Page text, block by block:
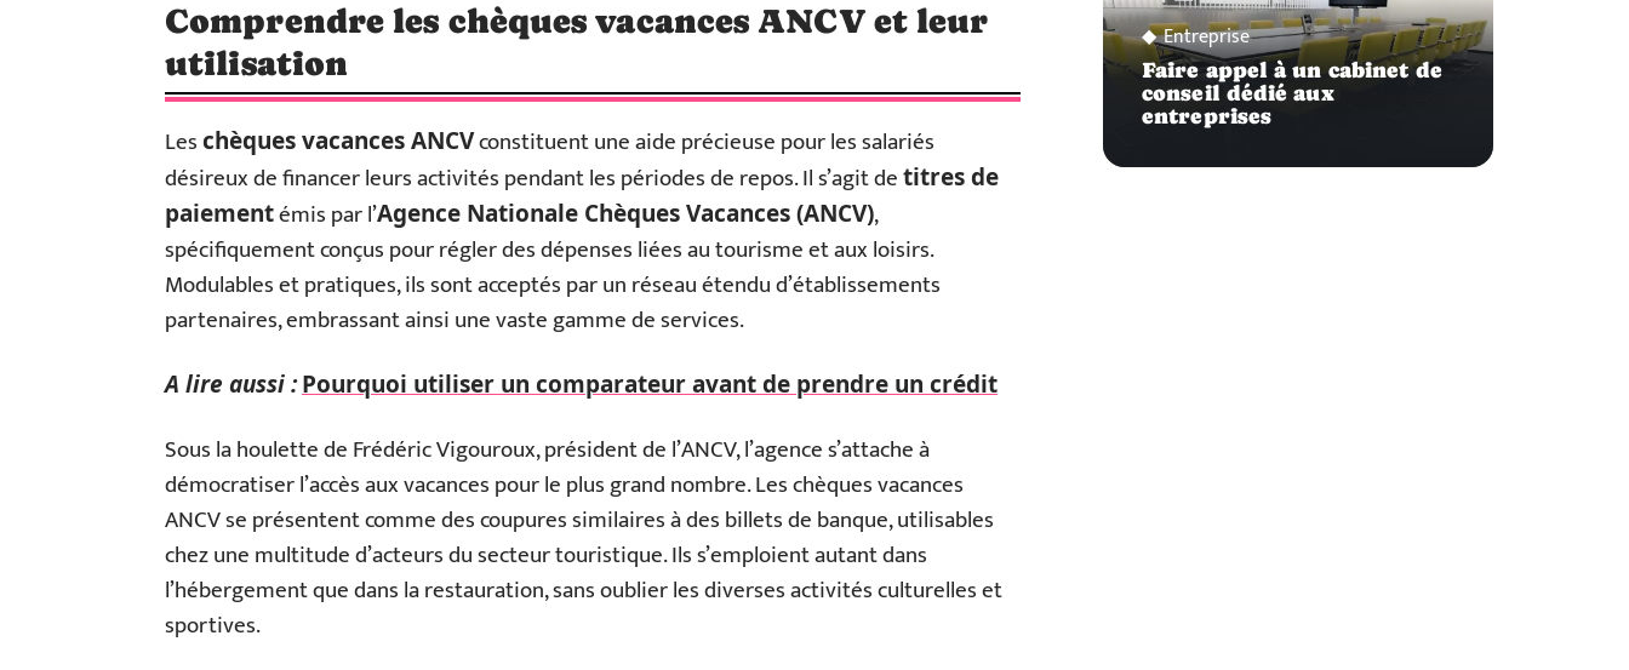
Comprendre les chèques vacances ANCV et leur
utilisation
Leschèques vacances ANCVconstituent une aide précieuse pour les salariés
désireux de financer leurs activités pendant les périodes de repos. Il s’agit detitres de
paiementémis par l’Agence Nationale Chèques Vacances (ANCV),
spécifiquement conçus pour régler des dépenses liées au tourisme et aux loisirs.
Modulables et pratiques, ils sont acceptés par un réseau étendu d’établissements
partenaires, embrassant ainsi une vaste gamme de services.
A lire aussi :Pourquoi utiliser un comparateur avant de prendre un crédit
Sous la houlette de Frédéric Vigouroux, président de l’ANCV, l’agence s’attache à
démocratiser l’accès aux vacances pour le plus grand nombre. Les chèques vacances
ANCV se présentent comme des coupures similaires à des billets de banque, utilisables
chez une multitude d’acteurs du secteur touristique. Ils s’emploient autant dans
l’hébergement que dans la restauration, sans oublier les diverses activités culturelles et
sportives.
Entreprise
Faire appel à un cabinet de
conseil dédié aux
entreprises